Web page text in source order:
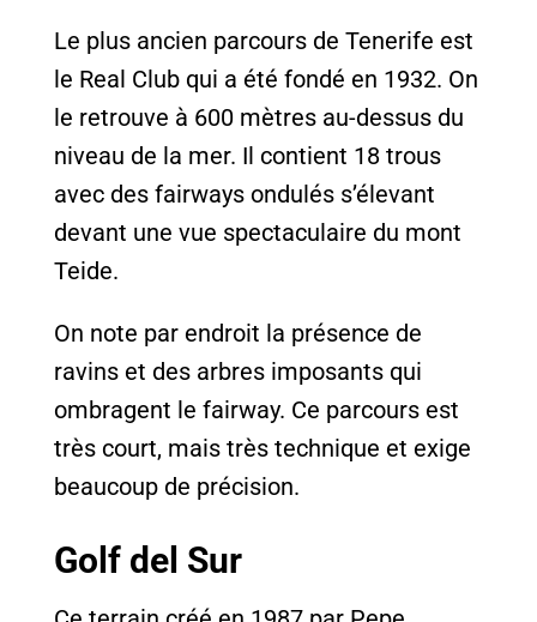
Le plus ancien parcours de Tenerife est
le Real Club qui a été fondé en 1932. On
le retrouve à 600 mètres au-dessus du
niveau de la mer. Il contient 18 trous
avec des fairways ondulés s’élevant
devant une vue spectaculaire du mont
Teide.
On note par endroit la présence de
ravins et des arbres imposants qui
ombragent le fairway. Ce parcours est
très court, mais très technique et exige
beaucoup de précision.
Golf del Sur